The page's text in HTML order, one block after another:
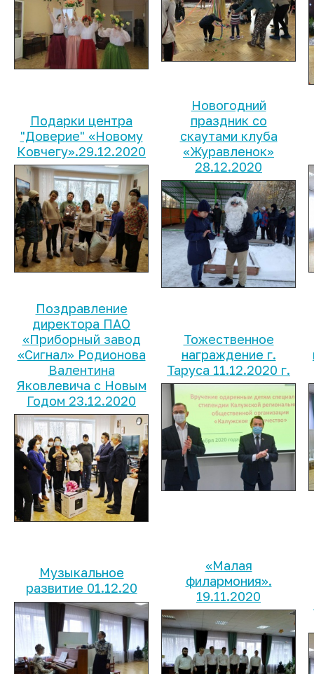
Подарки центра
"Доверие" «Новому
Ковчегу».29.12.2020
Новогодний
праздник со
скаутами клуба
«Журавленок»
28.12.2020
Поздравление
директора ПАО
«Приборный завод
«Сигнал» Родионова
Валентина
Яковлевича с Новым
Годом 23.12.2020
Тожественное
награждение г.
Таруса 11.12.2020 г.
Музыкальное
развитие 01.12.20
«Малая
филармония».
19.11.2020